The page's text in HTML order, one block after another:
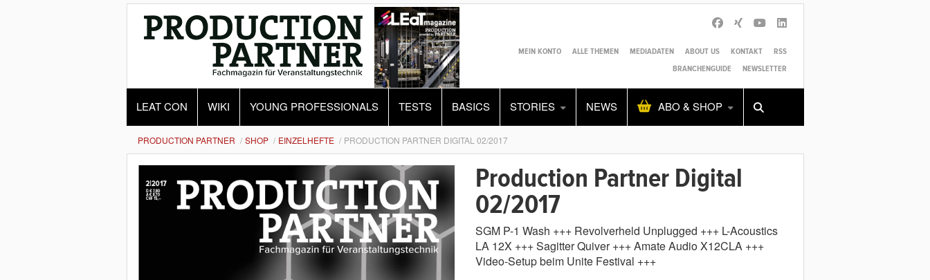
MEIN KONTO ALLE THEMEN MEDIADATEN ABOUT US KONTAKT
RSS
BRANCHENGUIDE
NEWSLETTER
LEAT CON WIKI YOUNG PROFESSIONALS TESTS BASICS STORIES NEWS ABO & SHOP
Alles Shop SUCHEN
PRODUCTION PARTNER SHOP EINZELHEFTE PRODUCTION PARTNER DIGITAL 02/2017
Production Partner Digital
02/2017
SGM P-1 Wash +++ Revolverheld Unplugged +++ L-Acoustics
LA 12X +++ Sagitter Quiver +++ Amate Audio X12CLA +++
Video-Setup beim Unite Festival +++